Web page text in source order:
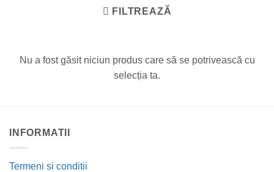
FILTREAZĂ
Nu a fost găsit niciun produs care să se potrivească cu
selecția ta.
INFORMATII
Termeni si conditii